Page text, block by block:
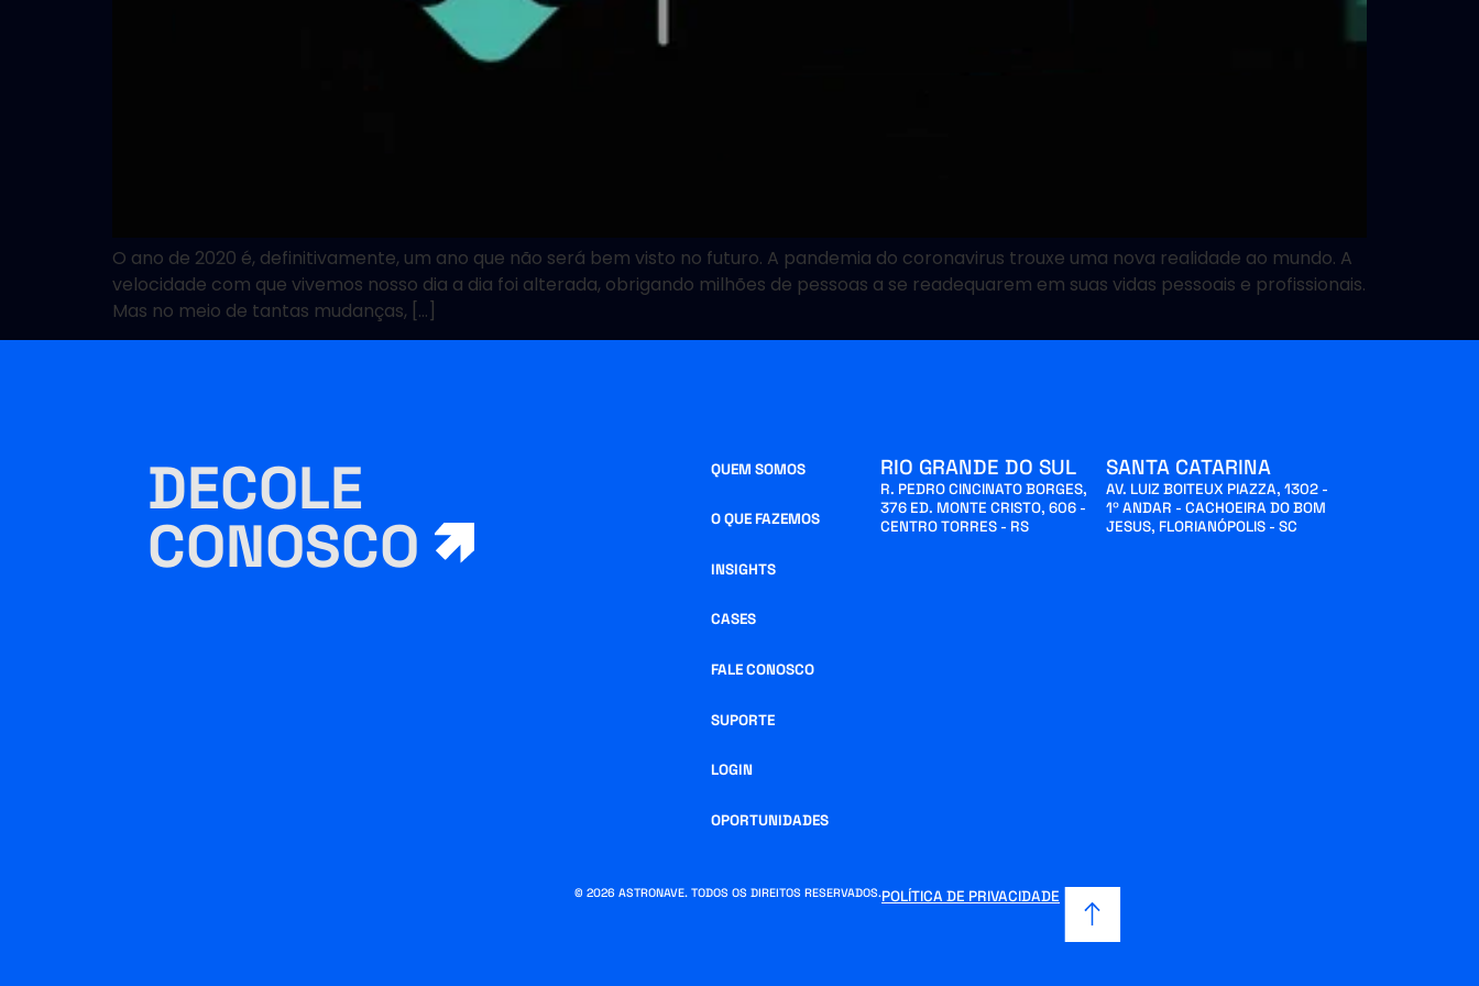
O ano de 2020 é, definitivamente, um ano que não será bem visto no futuro. A pandemia do coronavirus trouxe uma nova realidade ao mundo. A
velocidade com que vivemos nosso dia a dia foi alterada, obrigando milhões de pessoas a se readequarem em suas vidas pessoais e profissionais.
Mas no meio de tantas mudanças, […]
DECOLE
CONOSCO
QUEM SOMOS
O QUE FAZEMOS
INSIGHTS
CASES
FALE CONOSCO
SUPORTE
LOGIN
OPORTUNIDADES
RIO GRANDE DO SUL
R. PEDRO CINCINATO BORGES,
376 ED. MONTE CRISTO, 606 -
CENTRO TORRES - RS
SANTA CATARINA
AV. LUIZ BOITEUX PIAZZA, 1302 -
1º ANDAR - CACHOEIRA DO BOM
JESUS, FLORIANÓPOLIS - SC
© 2026 ASTRONAVE. TODOS OS DIREITOS RESERVADOS.POLÍTICA DE PRIVACIDADE